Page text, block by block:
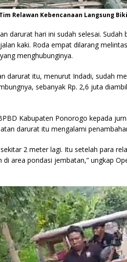
Relawan Kebencanaan Langsung
darurat hari ini sudah selesai. Sudah
kaki. Roda empat dilarang
menghubunginya.
darurat itu, menurut Indadi, sudah
sebanyak Rp. 2,6 juta
Kabupaten Ponorogo kepada
darurat itu mengalami
2 meter lagi. Itu setelah para
area pondasi jembatan,” ungkap